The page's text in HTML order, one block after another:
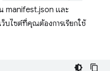
manifest.json และ
ว็บไซต์ที่คุณต้องการเรียกใช้